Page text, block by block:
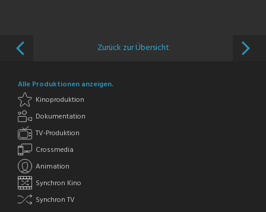
Zurück zur Übersicht
Alle Produktionen anzeigen.
Kinoproduktion
Dokumentation
TV-Produktion
Crossmedia
Animation
Synchron Kino
Synchron TV